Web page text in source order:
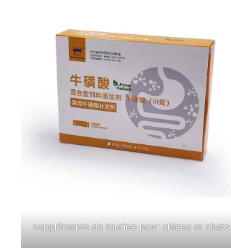
suppléments de taurine pour chiens et chats